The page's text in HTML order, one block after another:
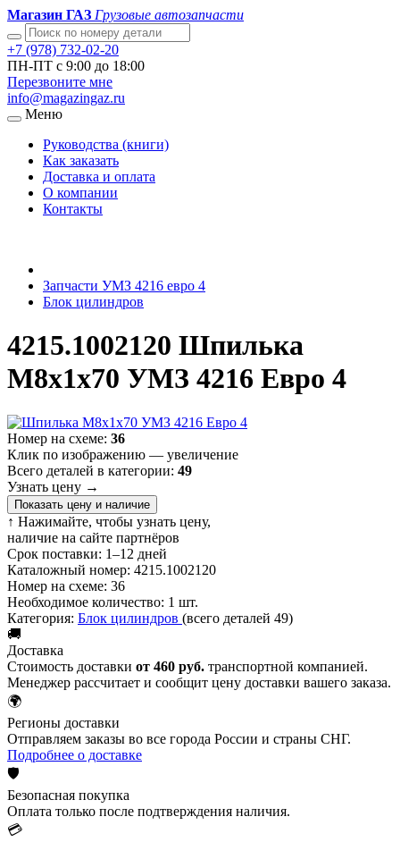
Магазин ГАЗ Грузовые автозапчасти
+7 (978) 732-02-20
ПН-ПТ с 9:00 до 18:00
Перезвоните мне
info@magazingaz.ru
Меню
Руководства (книги)
Как заказать
Доставка и оплата
О компании
Контакты
Запчасти УМЗ 4216 евро 4
Блок цилиндров
4215.1002120 Шпилька
М8х1х70 УМЗ 4216 Евро 4
Номер на схеме: 36
Клик по изображению — увеличение
Всего деталей в категории: 49
Узнать цену →
Показать цену и наличие
↑ Нажимайте, чтобы узнать цену,
наличие на сайте партнёров
Срок поставки: 1–12 дней
Каталожный номер: 4215.1002120
Номер на схеме: 36
Необходимое количество: 1 шт.
Категория: Блок цилиндров (всего деталей 49)
🚚
Доставка
Стоимость доставки от 460 руб. транспортной компанией.
Менеджер рассчитает и сообщит цену доставки вашего заказа.
🌍
Регионы доставки
Отправляем заказы во все города России и страны СНГ.
Подробнее о доставке
🛡️
Безопасная покупка
Оплата только после подтверждения наличия.
💳